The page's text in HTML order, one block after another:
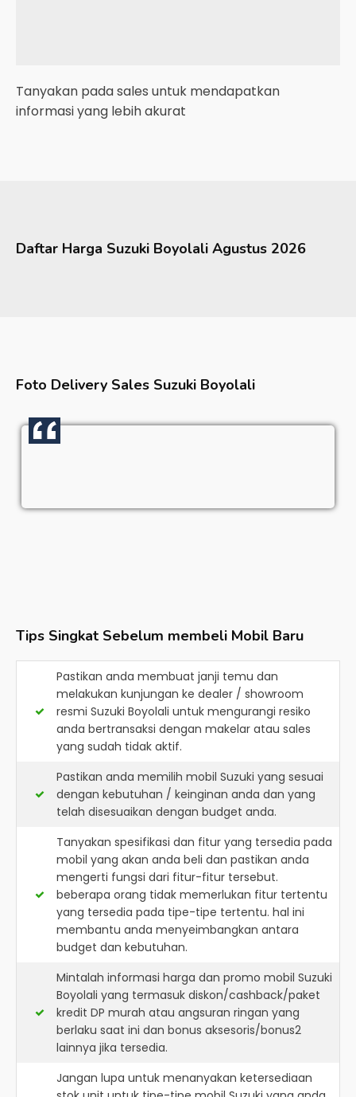
Tanyakan pada sales untuk mendapatkan
informasi yang lebih akurat
Daftar Harga Suzuki Boyolali Agustus 2026
Foto Delivery Sales Suzuki Boyolali
Tips Singkat Sebelum membeli Mobil Baru
Pastikan anda membuat janji temu dan
melakukan kunjungan ke dealer / showroom
resmi Suzuki Boyolali untuk mengurangi resiko
anda bertransaksi dengan makelar atau sales
yang sudah tidak aktif.
Pastikan anda memilih mobil Suzuki yang sesuai
dengan kebutuhan / keinginan anda dan yang
telah disesuaikan dengan budget anda.
Tanyakan spesifikasi dan fitur yang tersedia pada
mobil yang akan anda beli dan pastikan anda
mengerti fungsi dari fitur-fitur tersebut.
beberapa orang tidak memerlukan fitur tertentu
yang tersedia pada tipe-tipe tertentu. hal ini
membantu anda menyeimbangkan antara
budget dan kebutuhan.
Mintalah informasi harga dan promo mobil Suzuki
Boyolali yang termasuk diskon/cashback/paket
kredit DP murah atau angsuran ringan yang
berlaku saat ini dan bonus aksesoris/bonus2
lainnya jika tersedia.
Jangan lupa untuk menanyakan ketersediaan